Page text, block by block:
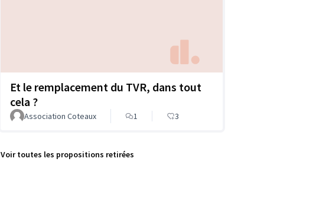
Et le remplacement du TVR, dans tout
cela ?
Association Coteaux 1 3
Voir toutes les propositions retirées